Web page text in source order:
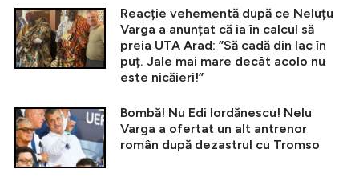
Reacție vehementă după ce Neluțu
Varga a anunțat că ia în calcul să
preia UTA Arad: ”Să cadă din lac în
puț. Jale mai mare decât acolo nu
este nicăieri!”
Bombă! Nu Edi Iordănescu! Nelu
Varga a ofertat un alt antrenor
român după dezastrul cu Tromso